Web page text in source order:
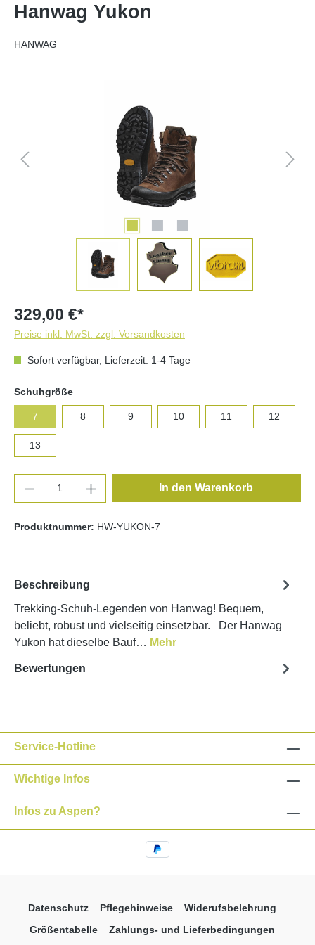
Hanwag Yukon
HANWAG
329,00 €*
Preise inkl. MwSt. zzgl. Versandkosten
Sofort verfügbar, Lieferzeit: 1-4 Tage
Schuhgrößeauswählen
7 8 9 10 11 12
13
Produkt Anzahl: Gib den gewünschten
In den Warenkorb
Produktnummer: HW-YUKON-7
Beschreibung
Trekking-Schuh-Legenden von Hanwag! Bequem,
beliebt, robust und vielseitig einsetzbar. Der Hanwag
Yukon hat dieselbe Bauf… Mehr
Bewertungen
Service-Hotline
Wichtige Infos
Infos zu Aspen?
Datenschutz Pflegehinweise
Widerufsbelehrung
Größentabelle
Zahlungs- und Lieferbedingungen